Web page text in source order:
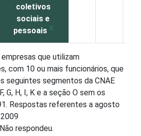
coletivos
sociais e
pessoais 3
empresas que utilizam
com 10 ou mais funcionários, que
seguintes segmentos da CNAE
G, H, I, K e a seção O sem os
Respostas referentes a agosto
respondeu.